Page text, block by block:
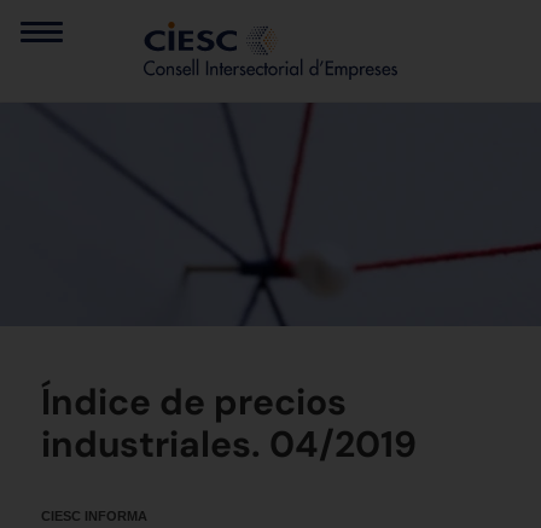
Índice de precios
industriales. 04/2019
CIESC INFORMA